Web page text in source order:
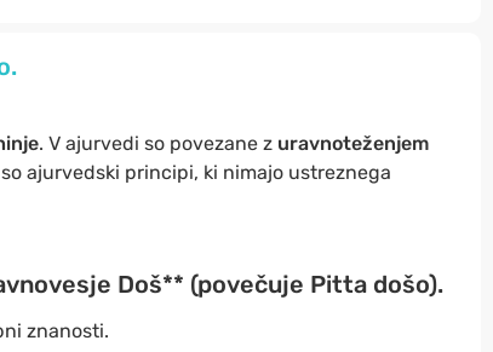
. V ajurvedi so povezane z uravnoteženjem
ajurvedski principi, ki nimajo ustreznega
Doš** (povečuje Pitta došo).
znanosti.